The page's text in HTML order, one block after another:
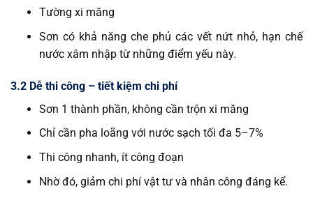
Tường xi măng
Sơn có khả năng che phủ các vết nứt nhỏ, hạn chế
nước xâm nhập từ những điểm yếu này.
3.2 Dễ thi công – tiết kiệm chi phí
Sơn 1 thành phần, không cần trộn xi măng
Chỉ cần pha loãng với nước sạch tối đa 5–7%
Thi công nhanh, ít công đoạn
Nhờ đó, giảm chi phí vật tư và nhân công đáng kể.